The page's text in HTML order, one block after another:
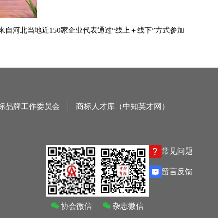
河北当地近150家企业代表通过“线上＋线下”方式参加
品牌工作委员会 商标人才库（中知英才网）
协会微信 杂志微信
常见问题
留言反馈